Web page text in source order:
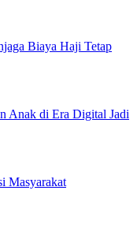
Biaya Haji Tetap
Anak di Era Digital Jadi
Masyarakat